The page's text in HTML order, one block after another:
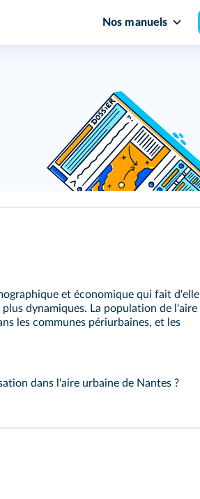
Nos manuels
et économique qui fait d'elle
plus dynamiques. La population de l'aire
les communes périurbaines, et les
dans l'aire urbaine de Nantes ?